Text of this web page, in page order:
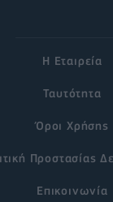
Η Εταιρεία
Ταυτότητα
Όροι Χρήσης
Προστασίας
Επικοινωνία